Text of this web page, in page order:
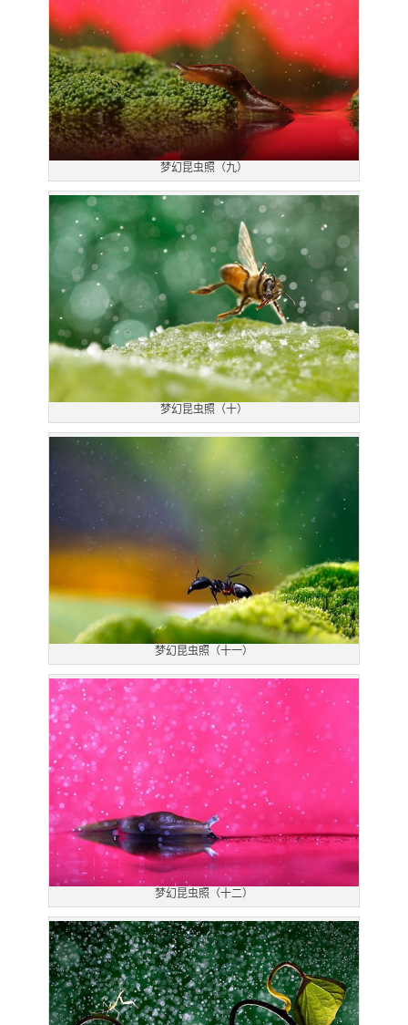
梦幻昆虫照（九）
梦幻昆虫照（十）
梦幻昆虫照（十一）
梦幻昆虫照（十二）